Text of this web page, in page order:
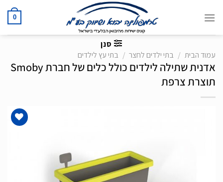
0
סנן
עמוד הבית
/ בתי ילדים לחצר / בתי עץ לילדים
אדנית שתילה לילדים כולל כלים של חברת Smoby
תוצרת צרפת